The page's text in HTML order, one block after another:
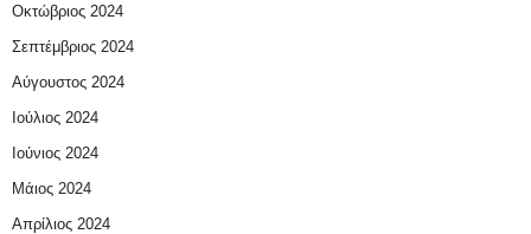
Οκτώβριος 2024
Σεπτέμβριος 2024
Αύγουστος 2024
Ιούλιος 2024
Ιούνιος 2024
Μάιος 2024
Απρίλιος 2024